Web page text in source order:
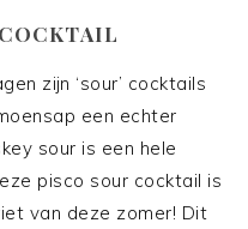
zijn ‘sour’ cocktails
een echter
sour is een hele
pisco sour cocktail is
van deze zomer! Dit